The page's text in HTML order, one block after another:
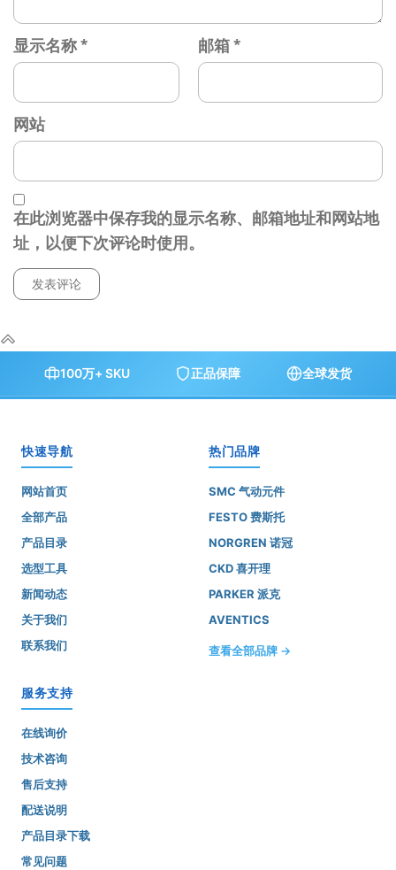
显示名称* 邮箱*
网站
在此浏览器中保存我的显示名称、邮箱地址和网站地
址，以便下次评论时使用。
100万+ SKU 正品保障 全球发货
快速导航
网站首页
全部产品
产品目录
选型工具
新闻动态
关于我们
联系我们
热门品牌
SMC 气动元件
FESTO 费斯托
NORGREN 诺冠
CKD 喜开理
PARKER 派克
AVENTICS
查看全部品牌 →
服务支持
在线询价
技术咨询
售后支持
配送说明
产品目录下载
常见问题